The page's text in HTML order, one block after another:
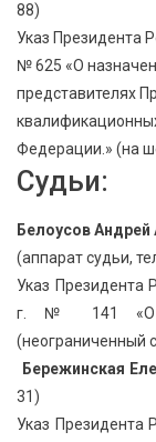
88)
Указ Президента
№ 625 «О
представителях
Федерации.» (на
Судьи:
Белоусов
(аппарат судьи,
Указ Президента
г. № 141 «О
(неограниченный
Бережинская
31)
Указ Президента